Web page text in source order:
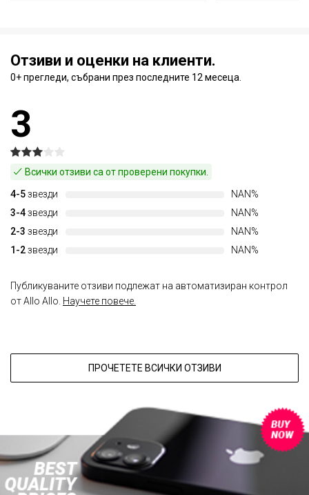
Отзиви и оценки на клиенти.
0+ прегледи, събрани през последните 12 месеца.
3
Всички отзиви са от проверени покупки.
4-5звезди
NAN%
3-4звезди
NAN%
2-3 звезди
NAN%
1-2звезди NAN%
Публикуваните отзиви подлежат на автоматизиран контрол
от Allo Allo. Научете повече.
ПРОЧЕТЕТЕ ВСИЧКИ ОТЗИВИ